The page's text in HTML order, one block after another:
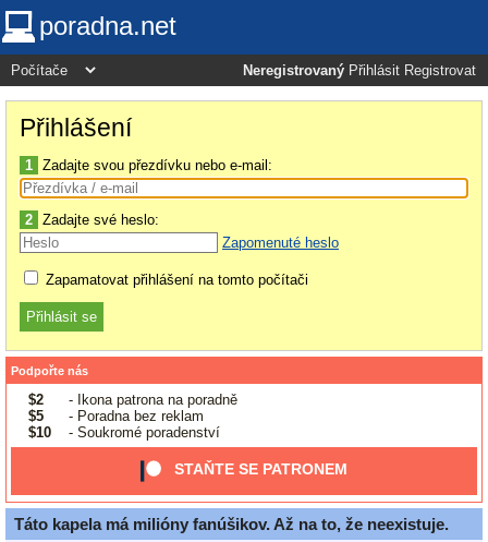
poradna.net
Neregistrovaný Přihlásit Registrovat
Přihlášení
1 Zadajte svou přezdívku nebo e-mail:
2 Zadajte své heslo:
Zapomenuté heslo
Zapamatovat přihlášení na tomto počítači
Podpořte nás
$2
- Ikona patrona na poradně
$5
- Poradna bez reklam
$10
- Soukromé poradenství
STAŇTE SE PATRONEM
Táto kapela má milióny fanúšikov. Až na to, že neexistuje.